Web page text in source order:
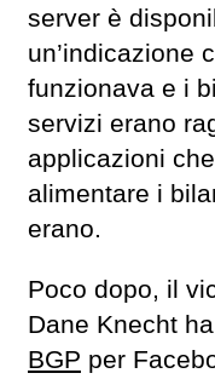
server è
un’indicazione
funzionava e i
servizi erano
applicazioni
alimentare i
erano.
Poco dopo, il
Dane Knecht
BGP per